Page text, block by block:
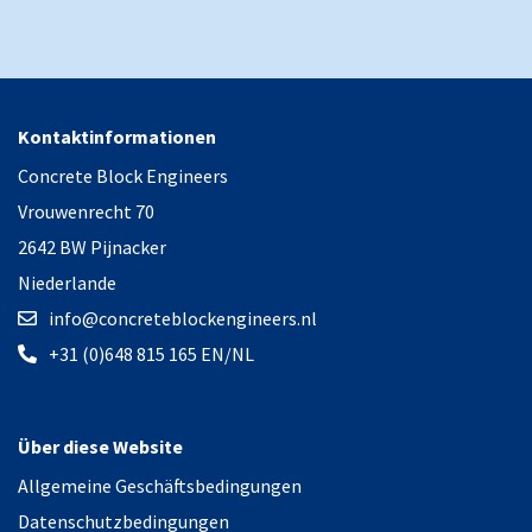
Kontaktinformationen
Concrete Block Engineers
Vrouwenrecht 70
2642 BW Pijnacker
Niederlande
info@concreteblockengineers.nl
+31 (0)648 815 165 EN/NL
Über diese Website
Allgemeine Geschäftsbedingungen
Datenschutzbedingungen